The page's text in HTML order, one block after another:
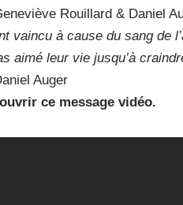
Rouillard & Daniel
vaincu à cause du sang
aimé leur vie jusqu’à
Auger
ce message vidéo.